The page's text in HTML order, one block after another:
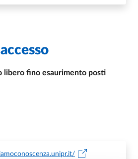
libero fino esaurimento posti